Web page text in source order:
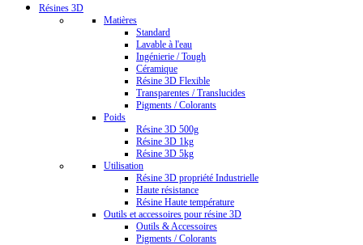
Résines 3D
Matières
Standard
Lavable à l'eau
Ingénierie / Tough
Céramique
Résine 3D Flexible
Transparentes / Translucides
Pigments / Colorants
Poids
Résine 3D 500g
Résine 3D 1kg
Résine 3D 5kg
Utilisation
Résine 3D propriété Industrielle
Haute résistance
Résine Haute température
Outils et accessoires pour résine 3D
Outils & Accessoires
Pigments / Colorants